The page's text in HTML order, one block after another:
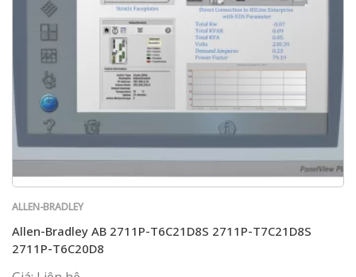
ALLEN-BRADLEY
Allen-Bradley AB 2711P-T6C21D8S 2711P-T7C21D8S
2711P-T6C20D8